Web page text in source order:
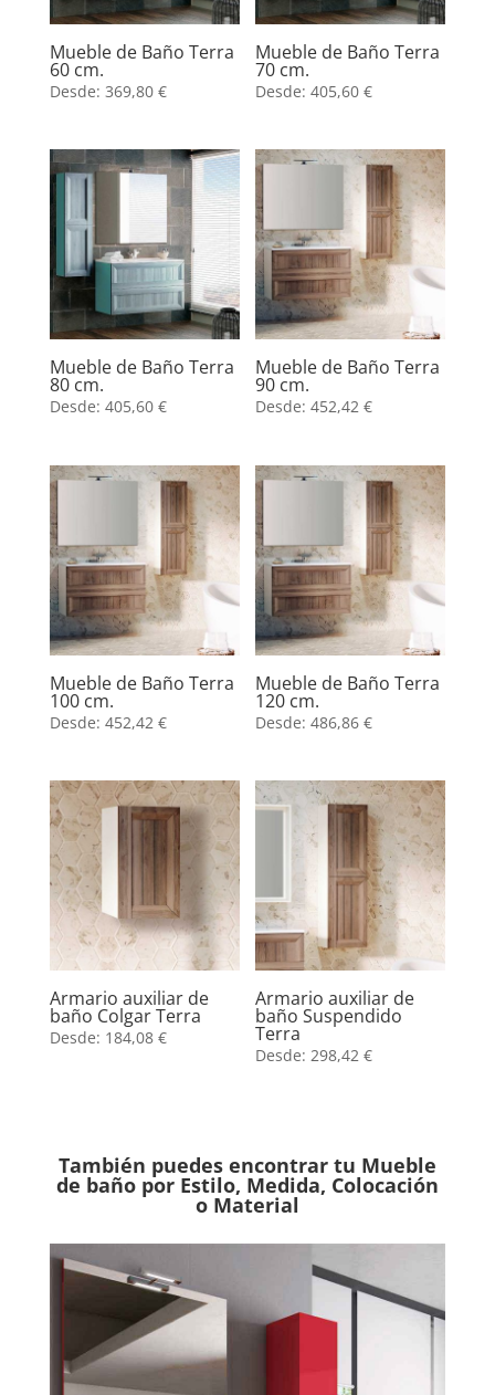
Mueble de Baño Terra
60 cm.
Desde: 369,80 €
Mueble de Baño Terra
70 cm.
Desde:405,60€
Mueble de Baño Terra
80 cm.
Desde: 405,60 €
Mueble de Baño Terra
90 cm.
Desde:452,42€
Mueble de Baño Terra
100 cm.
Desde: 452,42 €
Mueble de Baño Terra
120 cm.
Desde:486,86€
Armario auxiliar de
baño Colgar Terra
Desde: 184,08 €
Armario auxiliar de
baño Suspendido
Terra
Desde: 298,42€
También puedes encontrar tu Mueble
de baño por Estilo, Medida, Colocación
o Material